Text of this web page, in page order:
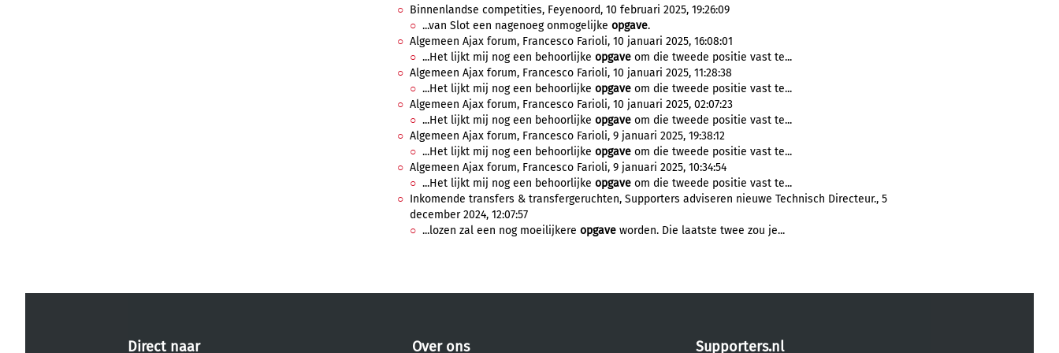
Binnenlandse competities, Feyenoord, 10 februari 2025, 19:26:09
...van Slot een nagenoeg onmogelijke opgave.
Algemeen Ajax forum, Francesco Farioli, 10 januari 2025, 16:08:01
...Het lijkt mij nog een behoorlijke opgave om die tweede positie vast te...
Algemeen Ajax forum, Francesco Farioli, 10 januari 2025, 11:28:38
...Het lijkt mij nog een behoorlijke opgave om die tweede positie vast te...
Algemeen Ajax forum, Francesco Farioli, 10 januari 2025, 02:07:23
...Het lijkt mij nog een behoorlijke opgave om die tweede positie vast te...
Algemeen Ajax forum, Francesco Farioli, 9 januari 2025, 19:38:12
...Het lijkt mij nog een behoorlijke opgave om die tweede positie vast te...
Algemeen Ajax forum, Francesco Farioli, 9 januari 2025, 10:34:54
...Het lijkt mij nog een behoorlijke opgave om die tweede positie vast te...
Inkomende transfers & transfergeruchten, Supporters adviseren nieuwe Technisch Directeur., 5
december 2024, 12:07:57
...lozen zal een nog moeilijkere opgave worden. Die laatste twee zou je...
Direct naar Over ons Supporters.nl